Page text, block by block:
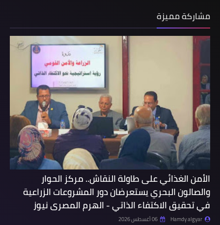
مشاركة مميزة
الأمن الغذائي على طاولة النقاش.. مركز الحوار
والصالون البحري يستعرضان دور المشروعات الزراعية
في تحقيق الاكتفاء الذاتي - الهرم المصرى نيوز
Hamdy algyar 06 أغسطس 2026